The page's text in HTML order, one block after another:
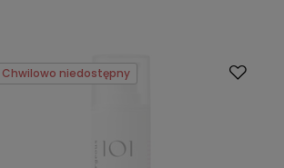
Chwilowo niedostępny